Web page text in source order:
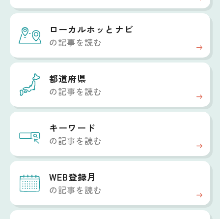
ローカルホッと ナビ
の記事を読む
都道府県
の記事を読む
キーワード
の記事を読む
WEB登録月
の記事を読む